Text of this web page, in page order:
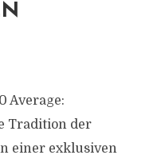
Average:
Tradition der
einer exklusiven